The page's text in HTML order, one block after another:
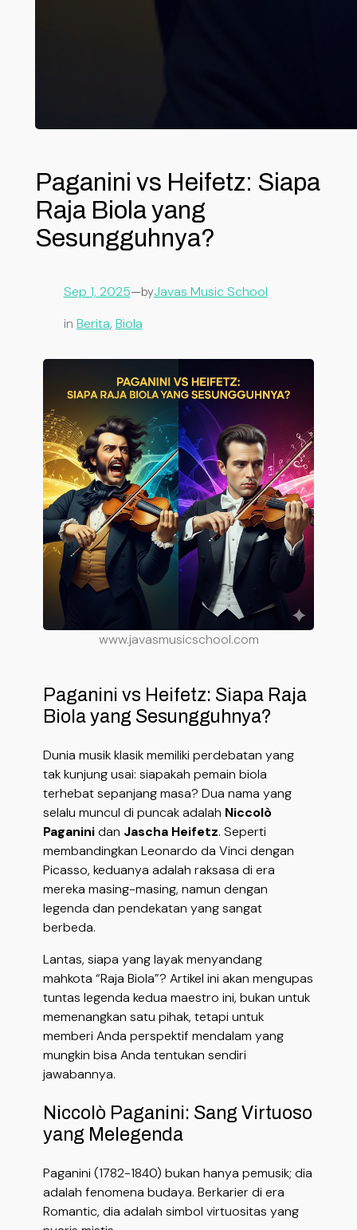
Paganini vs Heifetz: Siapa
Raja Biola yang
Sesungguhnya?
Sep 1, 2025—byJavas Music School
in Berita, Biola
www.javasmusicschool.com
Paganini vs Heifetz: Siapa Raja
Biola yang Sesungguhnya?
Dunia musik klasik memiliki perdebatan yang
tak kunjung usai: siapakah pemain biola
terhebat sepanjang masa? Dua nama yang
selalu muncul di puncak adalah Niccolò
Paganinidan Jascha Heifetz. Seperti
membandingkan Leonardo da Vinci dengan
Picasso, keduanya adalah raksasa di era
mereka masing-masing, namun dengan
legenda dan pendekatan yang sangat
berbeda.
Lantas, siapa yang layak menyandang
mahkota “Raja Biola”? Artikel ini akan mengupas
tuntas legenda kedua maestro ini, bukan untuk
memenangkan satu pihak, tetapi untuk
memberi Anda perspektif mendalam yang
mungkin bisa Anda tentukan sendiri
jawabannya.
Niccolò Paganini: Sang Virtuoso
yang Melegenda
Paganini (1782-1840) bukan hanya pemusik; dia
adalah fenomena budaya. Berkarier di era
Romantic, dia adalah simbol virtuositas yang